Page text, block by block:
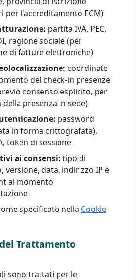
per l'accreditamento ECM)
partita IVA, PEC,
ragione sociale (per
di fatture elettroniche)
coordinate
del check-in presenze
consenso esplicito, per
della presenza in sede)
password
in forma crittografata),
token di sessione
ai consensi: tipo di
versione, data, indirizzo IP e
al momento
specificato nella Cookie
Trattamento
sono trattati per le